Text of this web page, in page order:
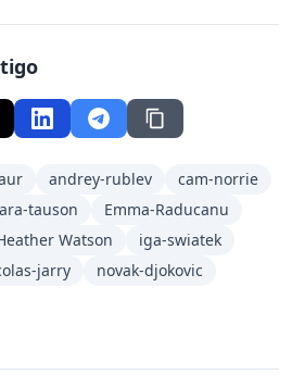
andrey-rublev
cam-norrie
tauson
Emma-Raducanu
Watson
iga-swiatek
jarry
novak-djokovic